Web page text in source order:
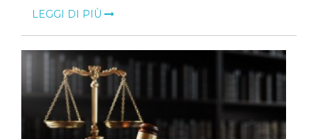
LEGGI DI PIÙ